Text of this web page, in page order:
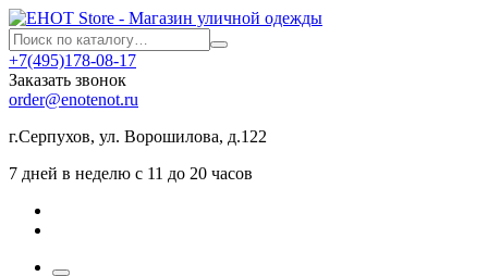
+7(495)178-08-17
Заказать звонок
order@enotenot.ru
г.Серпухов, ул. Ворошилова, д.122
7 дней в неделю с 11 до 20 часов